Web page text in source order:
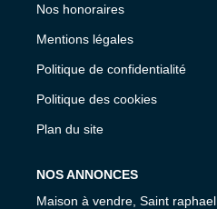
Nos honoraires
Mentions légales
Politique de confidentialité
Politique des cookies
Plan du site
NOS ANNONCES
Maison à vendre, Saint raphael